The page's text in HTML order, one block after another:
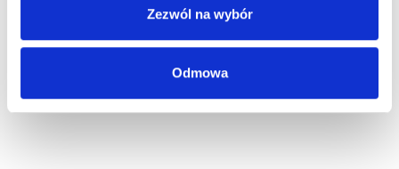
Zezwól na wybór
Odmowa